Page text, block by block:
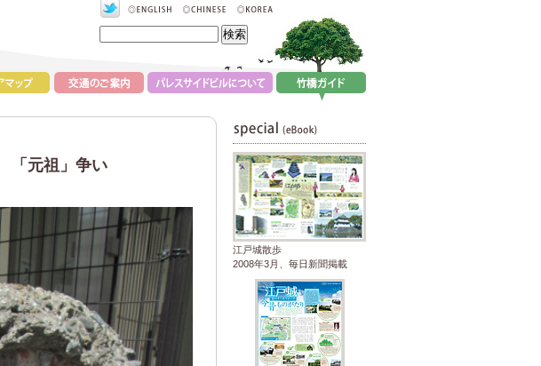
元祖」争い
江戸城散歩
2008年3月、毎日新聞掲載